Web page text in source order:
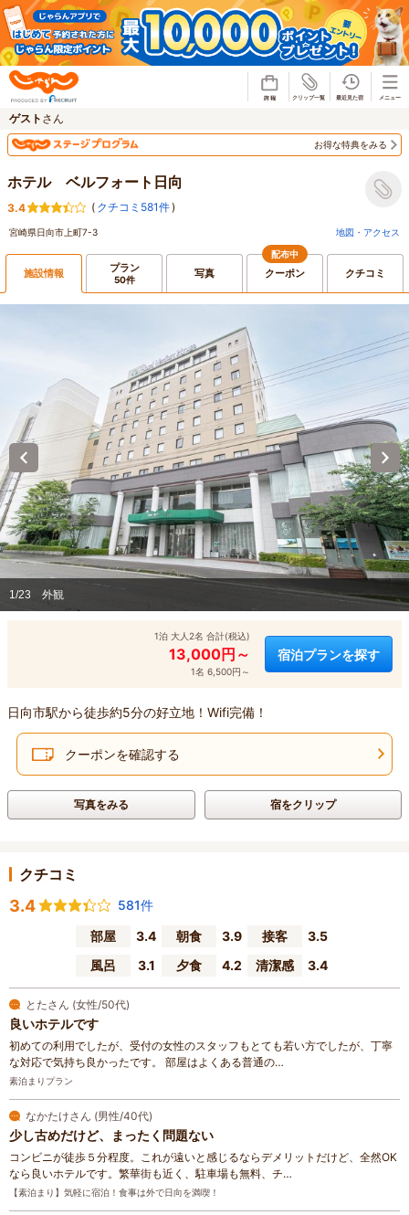
ゲスト さん
お得な特典をみる
ホテル ベルフォート日向
3.4 ( クチコミ581件)
宮崎県日向市上町7-3 地図・アクセス
施設情報 プラン
50件 写真
配布中
クーポン クチコミ
1/23 外観
1泊 大人2名 合計(税込)
13,000円～
1名 6,500円～
宿泊プランを探す
日向市駅から徒歩約5分の好立地！Wifi完備！
クーポンを確認する
写真をみる 宿をクリップ
クチコミ
3.4
581件
部屋
3.4 朝食 3.9 接客
3.5
風呂
3.1 夕食 4.2 清潔感 3.4
とたさん (女性/50代)
良いホテルです
初めての利用でしたが、受付の女性のスタッフもとても若い方でしたが、丁寧
な対応で気持ち良かったです。 部屋はよくある普通の…
素泊まりプラン
なかたけさん (男性/40代)
少し古めだけど、まったく問題ない
コンビニが徒歩５分程度。これが遠いと感じるならデメリットだけど、全然OK
なら良いホテルです。繁華街も近く、駐車場も無料、チ…
【素泊まり】気軽に宿泊！食事は外で日向を満喫！